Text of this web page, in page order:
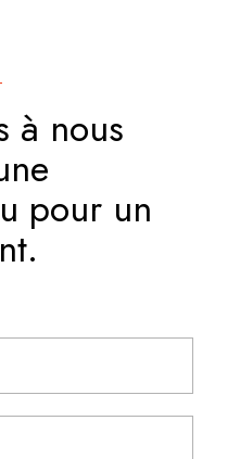
à nous
pour un